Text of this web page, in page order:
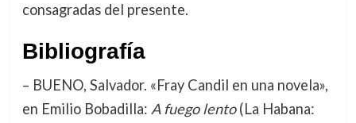
consagradas del presente.
Bibliografía
– BUENO, Salvador. «Fray Candil en una novela»,
en Emilio Bobadilla: A fuego lento(La Habana: